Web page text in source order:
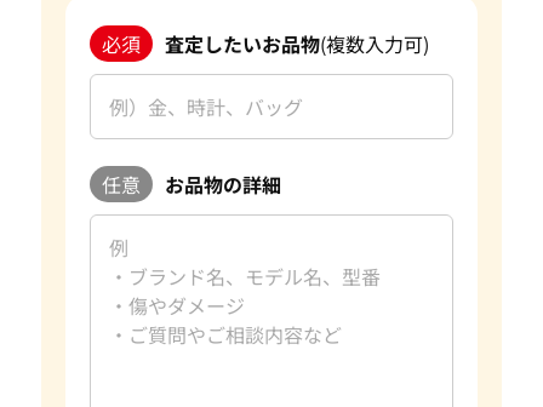
宝石以外にも、金・貴金属やブランド品などのご売却をお考
えの際は、ぜひ「おたからや」をご利用ください。お客様の
大切なお品物を最良の価格でお取引できるよう、査定員一
同、ご満足いただける買取を提供してまいります。 改めて、
この度はご利用いただき、誠にありがとうございました。お
客様のまたのご利用を心よりお待ち申し上げております。
おたからやの宝石買取査定
宝石買取専門査定員
旅行、読書
日々是好日
好きなブランドダイヤモンド・宝石
過去の買取品例10カラットダイヤモンド
必須 査定したいお品物(複数入力可)
任意 お品物の詳細